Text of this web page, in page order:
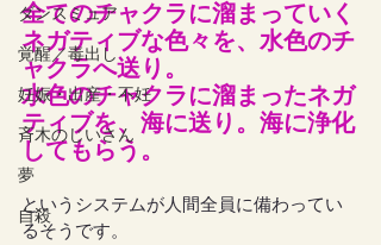
ダンスミュア
覚醒／毒出し
妊娠・出産・不妊
斉木のじいさん
夢
自殺
全てのチャクラに溜まっていく
ネガティブな色々を、水色のチ
ャクラへ送り。
水色のチャクラに溜まったネガ
ティブを、海に送り。海に浄化
してもらう。
というシステムが人間全員に備わってい
るそうです。